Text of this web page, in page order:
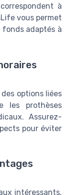
à
vous permet
fonds adaptés à
options liées
les prothèses
Assurez-
pour éviter
intéressants.